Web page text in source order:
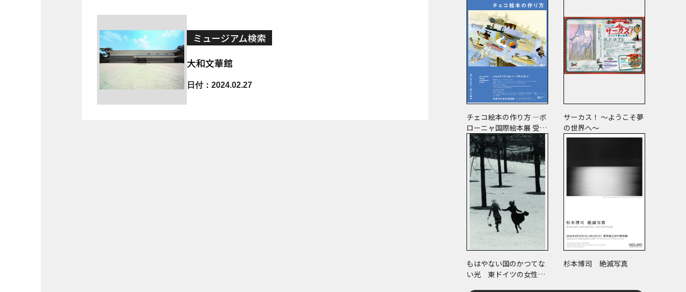
ミュージアム検索
大和文華館
日付：2024.02.27
チェコ絵本の作り方 ―ボ
ローニャ国際絵本展 受賞
絵本から日･チェコ共作
のコミックまで―
サーカス！ ～ようこそ夢
の世界へ～
もはやない国のかつてな
い光 東ドイツの女性写
杉本博司 絶滅写真